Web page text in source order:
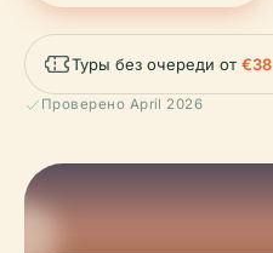
Туры без очереди от €38
Проверено April 2026